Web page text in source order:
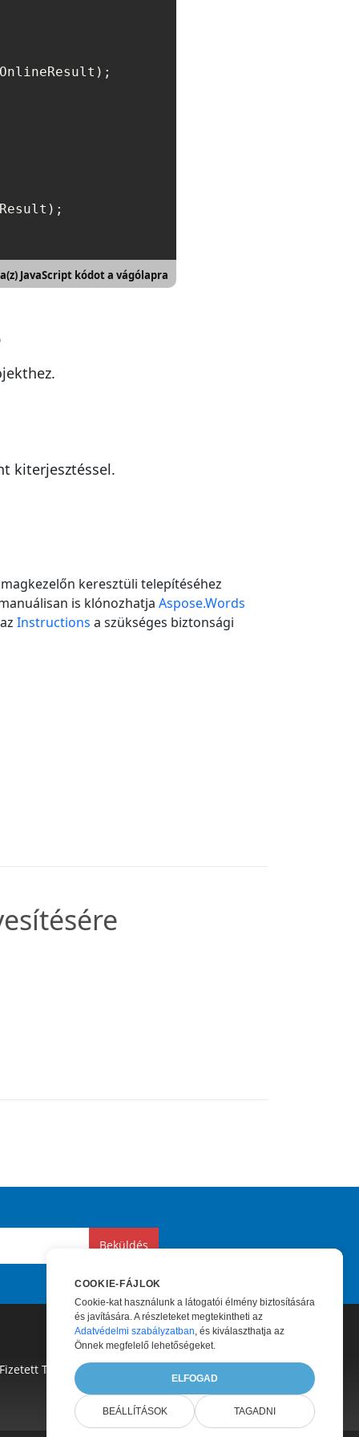
JavaScript kódot a vágólapra
kiterjesztéssel.
keresztüli telepítéséhez
is klónozhatja Aspose.Words
Instructions a szükséges biztonsági
Beküldés
Fizetett Támogatás |
COOKIE-FÁJLOK
Cookie-kat használunk a látogatói élmény biztosítására
és javítására. A részleteket megtekintheti az
Adatvédelmi szabályzatban, és kiválaszthatja az
Önnek megfelelő lehetőségeket.
ELFOGAD
BEÁLLÍTÁSOK TAGADNI